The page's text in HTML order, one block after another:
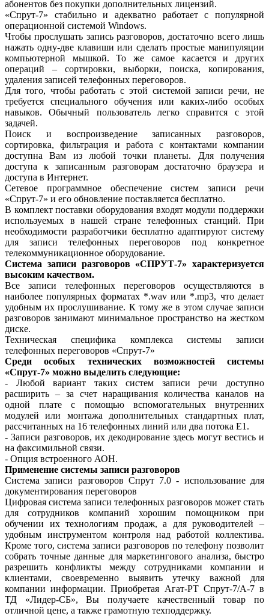
абонентов без покупки дополнительных лицензий.
«Спрут-7» стабильно и адекватно работает с популярной
операционной системой Windows.
Чтобы прослушать запись разговоров, достаточно всего лишь
нажать одну-две клавиши или сделать простые манипуляции
компьютерной мышкой. То же самое касается и других
операций – сортировки, выборки, поиска, копирования,
удаления записей телефонных переговоров.
Для того, чтобы работать с этой системой записи речи, не
требуется специального обучения или каких-либо особых
навыков. Обычный пользователь легко справится с этой
задачей.
Поиск и воспроизведение записанных разговоров,
сортировка, фильтрация и работа с контактами компании
доступна Вам из любой точки планеты. Для получения
доступа к записанным разговорам достаточно браузера и
доступа в Интернет.
Сетевое программное обеспечение систем записи речи
«Спрут-7» и его обновление поставляется бесплатно.
В комплект поставки оборудования входят модули поддержки
используемых в нашей стране телефонных станций. При
необходимости разработчики бесплатно адаптируют систему
для записи телефонных переговоров под конкретное
телекоммуникационное оборудование.
Система записи разговоров «СПРУТ-7» характеризуется
высоким качеством.
Все записи телефонных переговоров осуществляются в
наиболее популярных форматах *.wav или *.mp3, что делает
удобным их прослушивание. К тому же в этом случае записи
разговоров занимают минимальное пространство на жестком
диске.
Техническая специфика комплекса системы записи
телефонных переговоров «Спрут-7»
Среди особых технических возможностей системы
«Спрут-7» можно выделить следующие:
- Любой вариант таких систем записи речи доступно
расширить – за счет наращивания количества каналов на
одной плате с помощью вспомогательных внутренних
модулей или монтажа дополнительных стандартных плат,
рассчитанных на 16 телефонных линий или два потока Е1.
- Записи разговоров, их декодирование здесь могут вестись и
на факсимильной связи.
- Опция встроенного АОН.
Применение системы записи разговоров
Система записи разговоров Спрут 7.0 - использование для
документирования переговоров
Цифровая система записи телефонных разговоров может стать
для сотрудников компаний хорошим помощником при
обучении их технологиям продаж, а для руководителей –
удобным инструментом контроля над работой коллектива.
Кроме того, система записи разговоров по телефону позволит
собрать точные данные для маркетингового анализа, быстро
разрешить конфликты между сотрудниками компании и
клиентами, своевременно выявить утечку важной для
компании информации. Приобретая Агат-РТ Спрут-7/А-7 в
ТД «Лидер-СБ», Вы получаете качественный товар по
отличной цене, а также грамотную техподдержку.